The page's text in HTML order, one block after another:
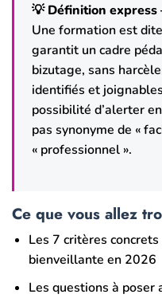
💡 Définition
Une formation est
garantit un cadre
bizutage, sans
identifiés et
possibilité d’alerter
pas synonyme de «
« professionnel ».
Ce que vous allez
Les 7 critères
bienveillante en 2026
Les questions à poser